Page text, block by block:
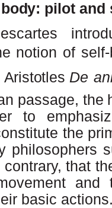
body: pilot and
notion of
Aristotles De
passage, the
to
the
philosophers
contrary, that
and
basic